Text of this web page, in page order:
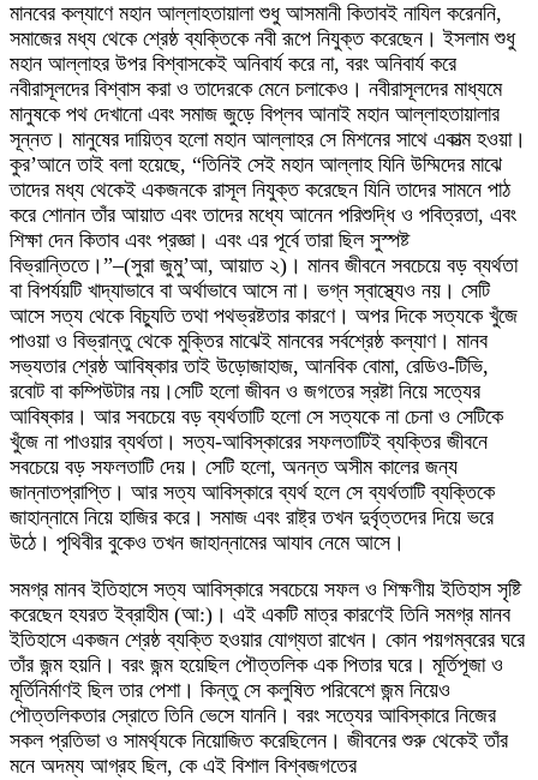
মানবের কল্যাণে মহান আল্লাহতায়ালা শুধু আসমানী কিতাবই নাযিল করেননি,
সমাজের মধ্য থেকে শ্রেষ্ঠ ব্যক্তিকে নবী রূপে নিযুক্ত করেছেন। ইসলাম শুধু
মহান আল্লাহর উপর বিশ্বাসকেই অনিবার্য করে না, বরং অনিবার্য করে
নবীরাসূলদের বিশ্বাস করা ও তাদেরকে মেনে চলাকেও। নবীরাসূলদের মাধ্যমে
মানুষকে পথ দেখানো এবং সমাজ জুড়ে বিপ্লব আনাই মহান আল্লাহতায়ালার
সূন্নত। মানুষের দায়িত্ব হলো মহান আল্লাহর সে মিশনের সাথে একাত্ম হওয়া।
কুর’আনে তাই বলা হয়েছে, “তিনিই সেই মহান আল্লাহ যিনি উম্মিদের মাঝে
তাদের মধ্য থেকেই একজনকে রাসূল নিযুক্ত করেছেন যিনি তাদের সামনে পাঠ
করে শোনান তাঁর আয়াত এবং তাদের মধ্যে আনেন পরিশুদ্ধি ও পবিত্রতা, এবং
শিক্ষা দেন কিতাব এবং প্রজ্ঞা। এবং এর পূর্বে তারা ছিল সুস্পষ্ট
বিভ্রান্তিতে।”–(সুরা জুমু’আ, আয়াত ২)। মানব জীবনে সবচেয়ে বড় ব্যর্থতা
বা বিপর্যয়টি খাদ্যাভাবে বা অর্থাভাবে আসে না। ভগ্ন স্বাস্থ্যেও নয়। সেটি
আসে সত্য থেকে বিচ্যুতি তথা পথভ্রষ্টতার কারণে। অপর দিকে সত্যকে খুঁজে
পাওয়া ও বিভ্রান্তু থেকে মুক্তির মাঝেই মানবের সর্বশ্রেষ্ঠ কল্যাণ। মানব
সভ্যতার শ্রেষ্ঠ আবিষ্কার তাই উড়োজাহাজ, আনবিক বোমা, রেডিও-টিভি,
রবোট বা কম্পিউটার নয়।সেটি হলো জীবন ও জগতের স্রষ্টা নিয়ে সত্যের
আবিষ্কার। আর সবচেয়ে বড় ব্যর্থতাটি হলো সে সত্যকে না চেনা ও সেটিকে
খুঁজে না পাওয়ার ব্যর্থতা। সত্য-আবিস্কারের সফলতাটিই ব্যক্তির জীবনে
সবচেয়ে বড় সফলতাটি দেয়। সেটি হলো, অনন্ত অসীম কালের জন্য
জান্নাতপ্রাপ্তি। আর সত্য আবিস্কারে ব্যর্থ হলে সে ব্যর্থতাটি ব্যক্তিকে
জাহান্নামে নিয়ে হাজির করে। সমাজ এবং রাষ্ট্র তখন দুর্বৃত্তদের দিয়ে ভরে
উঠে। পৃথিবীর বুকেও তখন জাহান্নামের আযাব নেমে আসে।
সমগ্র মানব ইতিহাসে সত্য আবিস্কারে সবচেয়ে সফল ও শিক্ষণীয় ইতিহাস সৃষ্টি
করেছেন হযরত ইব্রাহীম (আ:)। এই একটি মাত্র কারণেই তিনি সমগ্র মানব
ইতিহাসে একজন শ্রেষ্ঠ ব্যক্তি হওয়ার যোগ্যতা রাখেন। কোন পয়গম্বরের ঘরে
তাঁর জন্ম হয়নি। বরং জন্ম হয়েছিল পৌত্তলিক এক পিতার ঘরে। মূর্তিপূজা ও
মূর্তিনির্মাণই ছিল তার পেশা। কিন্তু সে কলুষিত পরিবেশে জন্ম নিয়েও
পৌত্তলিকতার স্রোতে তিনি ভেসে যাননি। বরং সত্যের আবিস্কারে নিজের
সকল প্রতিভা ও সামর্থ্যকে নিয়োজিত করেছিলেন। জীবনের শুরু থেকেই তাঁর
মনে অদম্য আগ্রহ ছিল, কে এই বিশাল বিশ্বজগতের